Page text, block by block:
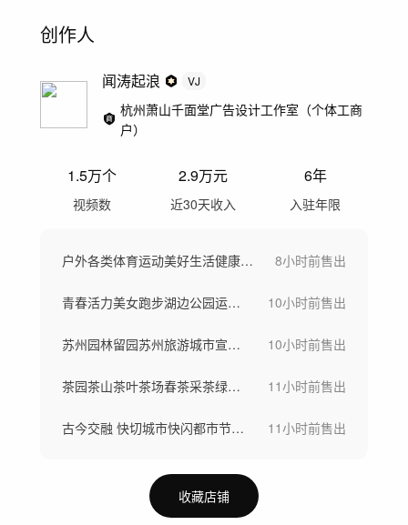
创作人
闻涛起浪 VJ
杭州萧山千面堂广告设计工作室（个体工商
户）
1.5万个
视频数
2.9万元
近30天收入
6年
入驻年限
户外各类体育运动美好生活健康生活城市宣传 8小时前售出
青春活力美女跑步湖边公园运动瑜伽健身运动 10小时前售出
苏州园林留园苏州旅游城市宣传片 10小时前售出
茶园茶山茶叶茶场春茶采茶绿茶龙井茶明前茶 11小时前售出
古今交融 快切城市快闪都市节奏 人文生活 11小时前售出
收藏店铺